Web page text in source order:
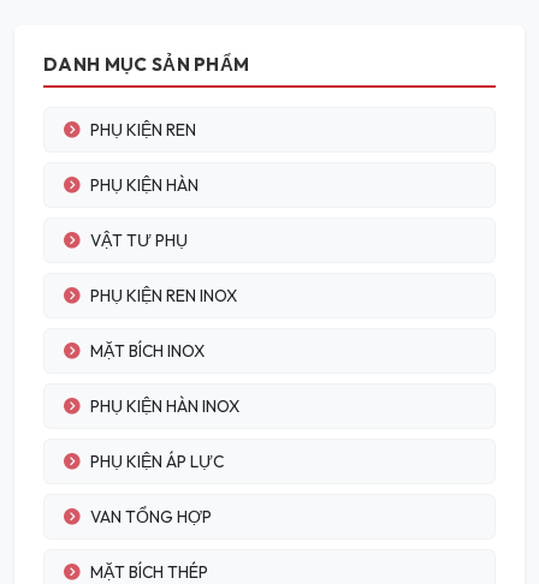
DANH MỤC SẢN PHẨM
PHỤ KIỆN REN
PHỤ KIỆN HÀN
VẬT TƯ PHỤ
PHỤ KIỆN REN INOX
MẶT BÍCH INOX
PHỤ KIỆN HÀN INOX
PHỤ KIỆN ÁP LỰC
VAN TỔNG HỢP
MẶT BÍCH THÉP